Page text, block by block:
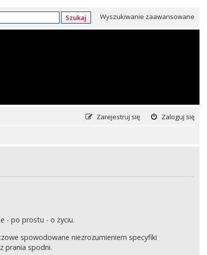
Szukaj Wyszukiwanie zaawansowane
Zaloguj się
Zarejestruj się
- po prostu - o życiu.
spowodowane niezrozumieniem specyfiki
prania spodni.